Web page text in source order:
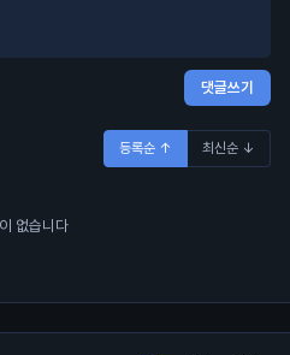
댓글쓰기
등록순 ↑ 최신순 ↓
없습니다